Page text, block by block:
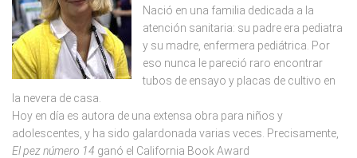
PREMIOS
CONTACTO
Nació en una familia dedicada a la
atención sanitaria: su padre era pediatra
y su madre, enfermera pediátrica. Por
eso nunca le pareció raro encontrar
tubos de ensayo y placas de cultivo en
la nevera de casa.
Hoy en día es autora de una extensa obra para niños y
adolescentes, y ha sido galardonada varias veces. Precisamente,
El pez número 14 ganó el California Book Award